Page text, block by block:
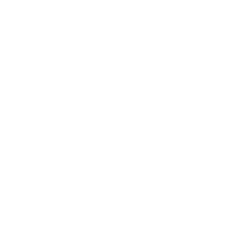
une attention portée à la sécurité, à
adapté pour découvrir l’équitation ou
une
leur niveau de pratique.
soins et des premières sensations à